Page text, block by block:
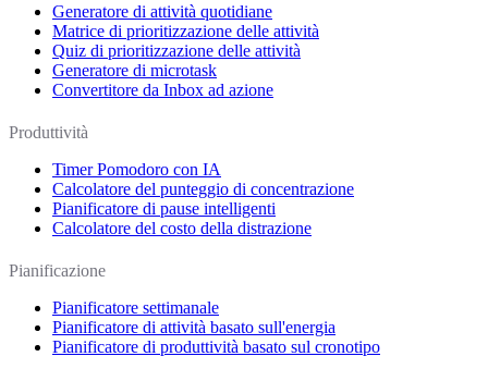
Generatore di attività quotidiane
Matrice di prioritizzazione delle attività
Quiz di prioritizzazione delle attività
Generatore di microtask
Convertitore da Inbox ad azione
Produttività
Timer Pomodoro con IA
Calcolatore del punteggio di concentrazione
Pianificatore di pause intelligenti
Calcolatore del costo della distrazione
Pianificazione
Pianificatore settimanale
Pianificatore di attività basato sull'energia
Pianificatore di produttività basato sul cronotipo